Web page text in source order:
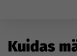
Kuidas